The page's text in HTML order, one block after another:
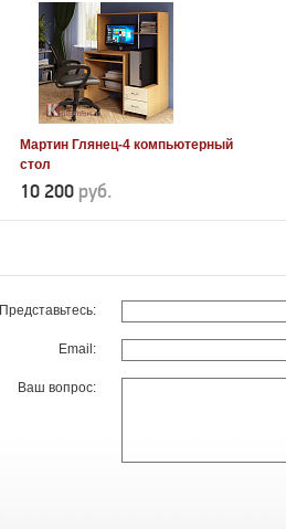
Мартин Глянец-4 компьютерный
стол
10 200 руб.
Представьтесь:
Email:
Ваш вопрос: